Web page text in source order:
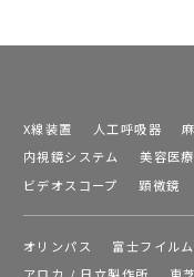
X線装置 人工呼吸器
内視鏡システム
美容医
ビデオスコープ
顕微鏡
オリンパス 富士フイルム